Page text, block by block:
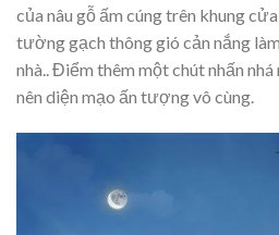
của nâu gỗ ấm cúng trên khung
tường gạch thông gió cản nắng
nhà.. Điểm thêm một chút nhấn
nên diện mạo ấn tượng vô cùng.